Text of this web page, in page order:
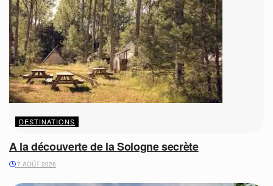
DESTINATIONS
A la découverte de la Sologne secrète
7 AOÛT 2026